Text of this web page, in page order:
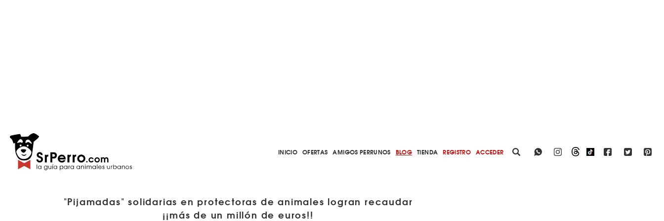
INICIO OFERTAS AMIGOS PERRUNOS BLOG TIENDA REGISTRO ACCEDER
"Pijamadas" solidarias en protectoras de animales logran recaudar
¡¡más de un millón de euros!!